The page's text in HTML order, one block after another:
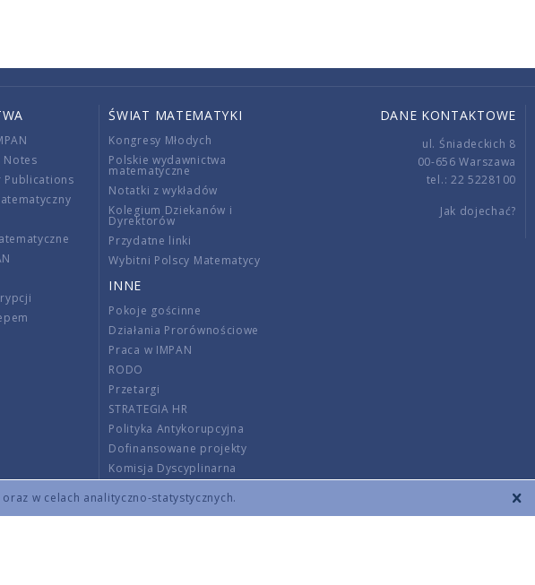
w celach analityczno-statystycznych.
Notes
Publications
ŚWIAT MATEMATYKI
Kongresy Młodych
Polskie wydawnictwa
matematyczne
Notatki z wykładów
Kolegium Dziekanów i
Dyrektorów
Przydatne linki
Wybitni Polscy Matematycy
INNE
Pokoje gościnne
Działania Prorównościowe
Praca w IMPAN
RODO
Przetargi
STRATEGIA HR
Polityka Antykorupcyjna
Dofinansowane projekty
Komisja Dyscyplinarna
Wnoszenie opłat
DANE KONTAKTOWE
ul. Śniadeckich 8
00-656 Warszawa
tel.: 22 5228100
Jak dojechać?